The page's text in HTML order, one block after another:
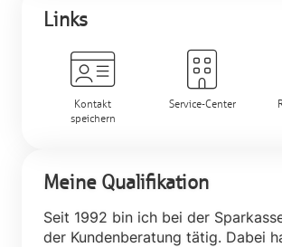
Links
Kontakt
speichern
Service-Center
Meine Qualifikation
Seit 1992 bin ich bei der
der Kundenberatung tätig. Dabei